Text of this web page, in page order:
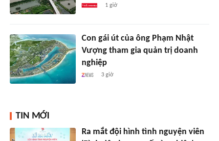
1 giờ
Con gái út của ông Phạm Nhật
Vượng tham gia quản trị doanh
nghiệp
3 giờ
TIN MỚI
Ra mắt đội hình tình nguyện viên